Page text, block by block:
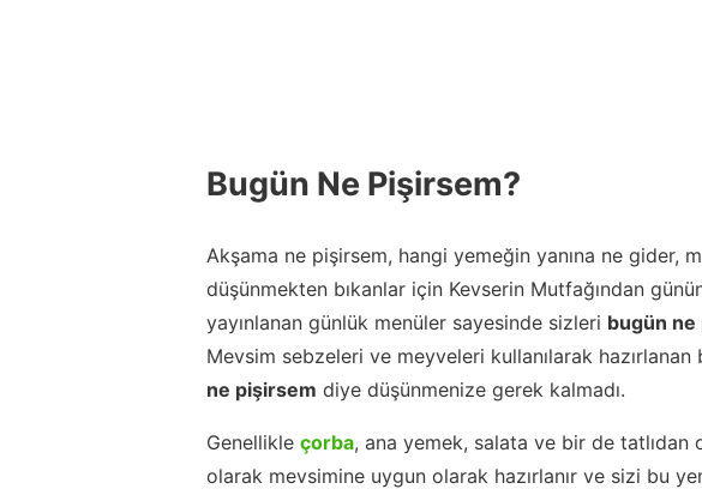
Bugün Ne Pişirsem?
Akşama ne pişirsem, hangi yemeğin yanına ne gider,
düşünmekten bıkanlar için Kevserin Mutfağından
yayınlanan günlük menüler sayesinde sizleri bugün
Mevsim sebzeleri ve meyveleri kullanılarak hazırlanan
ne pişirsem diye düşünmenize gerek kalmadı.
Genellikle çorba, ana yemek, salata ve bir de tatlıdan
olarak mevsimine uygun olarak hazırlanır ve sizi bu